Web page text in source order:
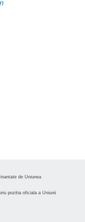
de Uniunea
pozitia oficiala a Uniunii